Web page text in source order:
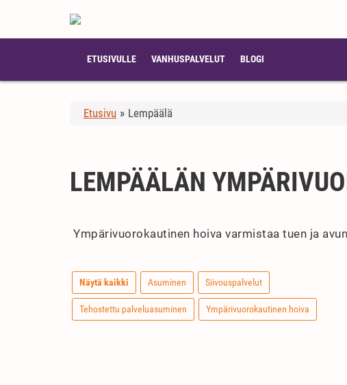
ETUSIVULLE VANHUSPALVELUT BLOGI
Etusivu » Lempäälä
LEMPÄÄLÄN
Ympärivuorokautinen hoiva varmistaa tuen ja
Näytä kaikki Asuminen Siivouspalvelut
Tehostettu palveluasuminen Ympärivuorokautinen hoiva